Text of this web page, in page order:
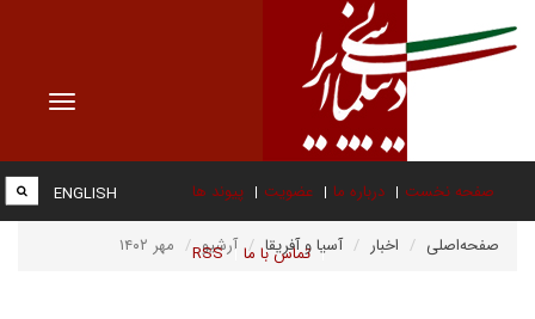
Toggle
صفحه نخست درباره ما عضویت پیوند ها
تماس با ما RSS
ENGLISH
صفحه‌اصلی اخبار آسیا و آفریقا آرشیو مهر ۱۴۰۲